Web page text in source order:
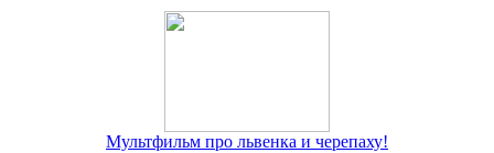
Мультфильм про львенка и черепаху!